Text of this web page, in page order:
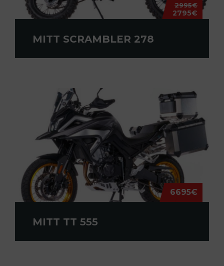
2995€
2795€
MITT SCRAMBLER 278
6695€
MITT TT 555